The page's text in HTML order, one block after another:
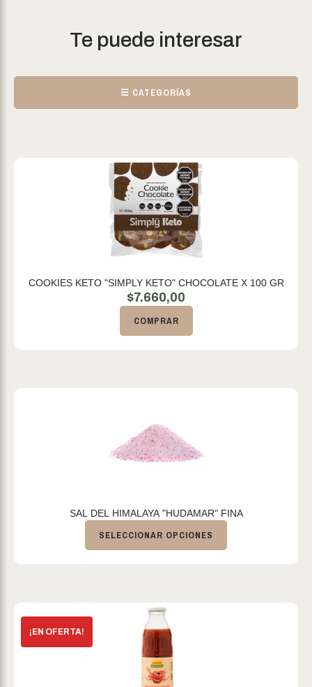
Te puede interesar
☰ CATEGORÍAS
COOKIES KETO "SIMPLY KETO" CHOCOLATE X 100 GR
$7.660,00
COMPRAR
SAL DEL HIMALAYA "HUDAMAR" FINA
SELECCIONAR OPCIONES